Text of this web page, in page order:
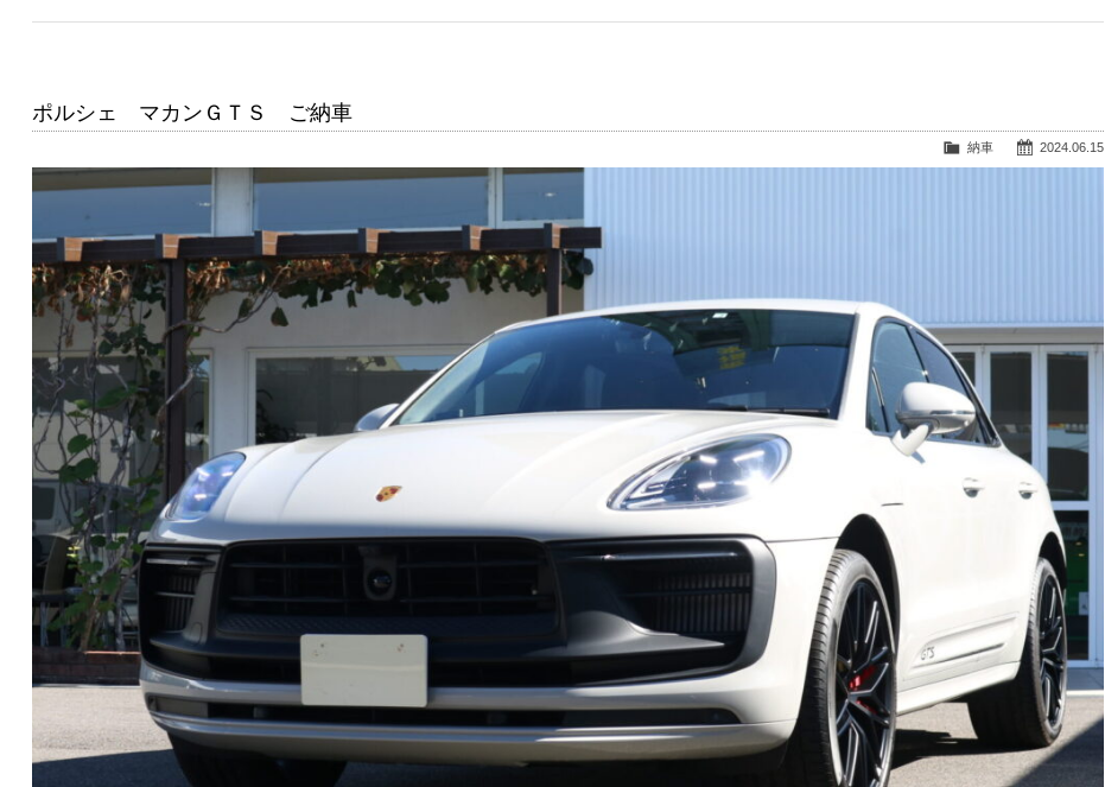
ポルシェ マカンＧＴＳ ご納車
2024.06.15
納車